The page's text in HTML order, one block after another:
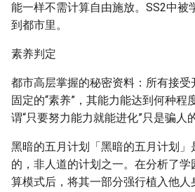
能一样不需计算自由施放。SS2中被
到都市里。
素养判定
都市高层掌握的秘密资料：所有接
固定的“素养”，其能力能达到何种程
谓“只要努力能力就能进化”只是骗人的
黑暗的五月计划「黑暗的五月计划
的，非人道的计划之一。在分析了
算模式后，将其一部分强行植入他